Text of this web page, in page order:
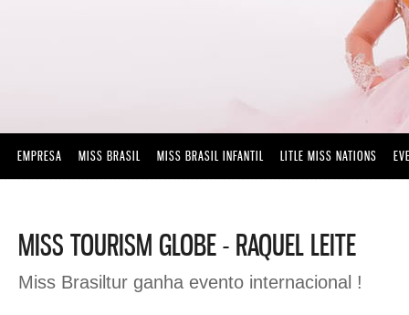
EMPRESA MISS BRASIL MISS BRASIL INFANTIL LITLE MISS NATIONS
MISS TOURISM GLOBE - RAQUEL LEITE
Miss Brasiltur ganha evento internacional !